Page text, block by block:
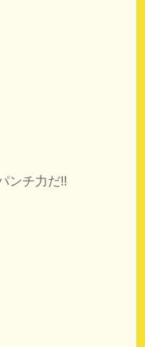
ンチ力だ!!